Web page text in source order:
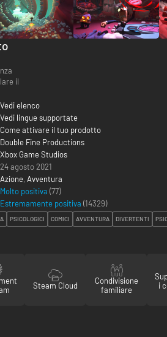
il
Vedi elenco
Vedi lingue supportate
Come attivare il tuo prodotto
Double Fine Productions
Xbox Game Studios
24 agosto 2021
Azione, Avventura
Molto positiva (77)
Estremamente positiva (14329)
PSICOLOGICI COMICI AVVENTURA DIVERTENTI
Steam Cloud
Condivisione
familiare
i